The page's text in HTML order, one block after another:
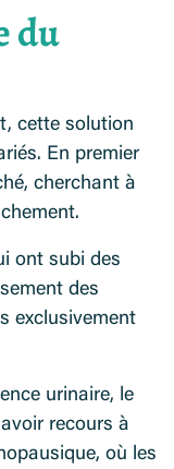
du
cette solution
En premier
cherchant à
ont subi des
des
exclusivement
urinaire, le
recours à
où les